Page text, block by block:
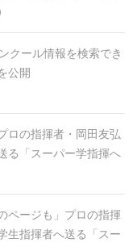
クール情報を検索でき
公開
ロの指揮者・岡田友弘
る「スーパー学指揮へ
ページも」プロの指揮
生指揮者へ送る「スー